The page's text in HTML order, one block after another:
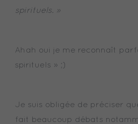
spirituels. »
Ahah oui je me reconnaît
spirituels » ;)
Je suis obligée de préciser
fait beaucoup débats